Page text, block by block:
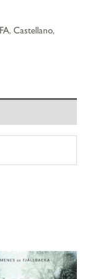
, Castellano,